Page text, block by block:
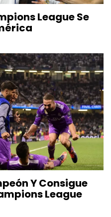
League Se
Y Consigue
League